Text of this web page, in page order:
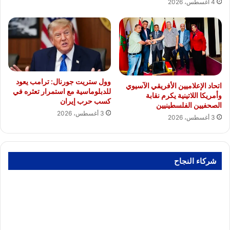
4 أغسطس، 2026
اتحاد الإعلاميين الأفريقي الآسيوي
وأمريكا اللاتينية يكرم نقابة
الصحفيين الفلسطينيين
3 أغسطس، 2026
وول ستريت جورنال: ترامب يعود
للدبلوماسية مع استمرار تعثره في
كسب حرب إيران
3 أغسطس، 2026
شركاء النجاح